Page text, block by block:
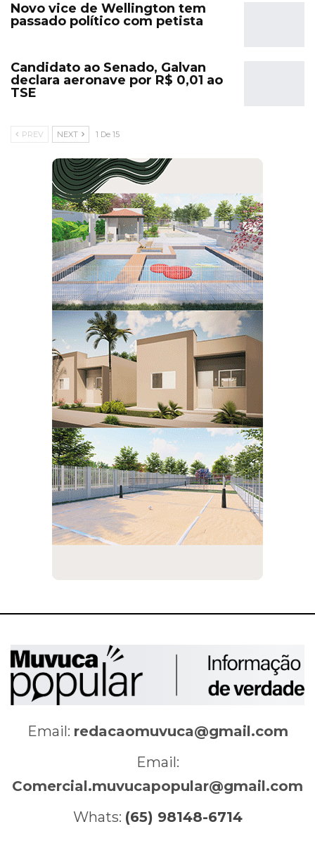
Novo vice de Wellington tem
passado político com petista
Candidato ao Senado, Galvan
declara aeronave por R$ 0,01 ao
TSE
PREV NEXT 1 De 15
Email: redacaomuvuca@gmail.com
Email:
Comercial.muvucapopular@gmail.com
Whats: (65) 98148-6714